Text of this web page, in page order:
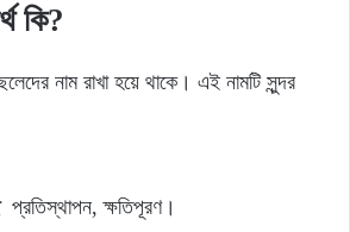
কি?
নাম রাখা হয়ে থাকে। এই নামটি সুন্দর
প্রতিস্থাপন, ক্ষতিপূরণ।